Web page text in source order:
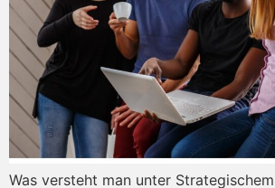
Was versteht man unter